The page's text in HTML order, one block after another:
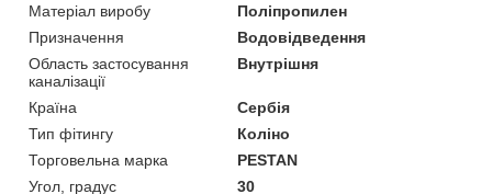
Матеріал виробу
Поліпропилен
Призначення
Водовідведення
Область застосування
каналізації
Внутрішня
Країна
Сербія
Тип фітингу
Коліно
Торговельна марка
PESTAN
Угол, градус
30